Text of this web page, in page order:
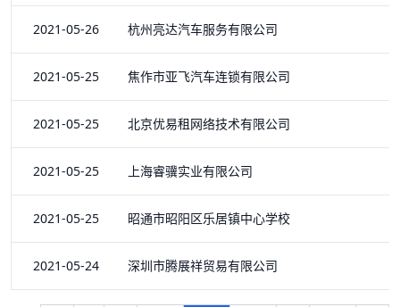
2021-05-26 杭州亮达汽车服务有限公司
2021-05-25 焦作市亚飞汽车连锁有限公司
2021-05-25 北京优易租网络技术有限公司
2021-05-25 上海睿骥实业有限公司
2021-05-25 昭通市昭阳区乐居镇中心学校
2021-05-24 深圳市腾展祥贸易有限公司